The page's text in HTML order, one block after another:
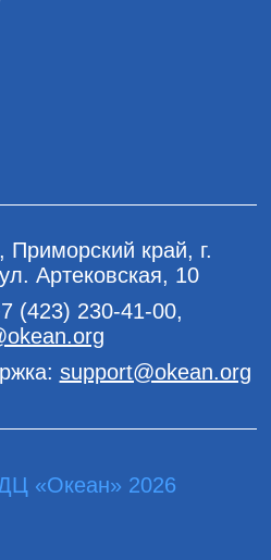
Приморский край, г.
Артековская, 10
(423) 230-41-00,
support@okean.org
«Океан» 2026